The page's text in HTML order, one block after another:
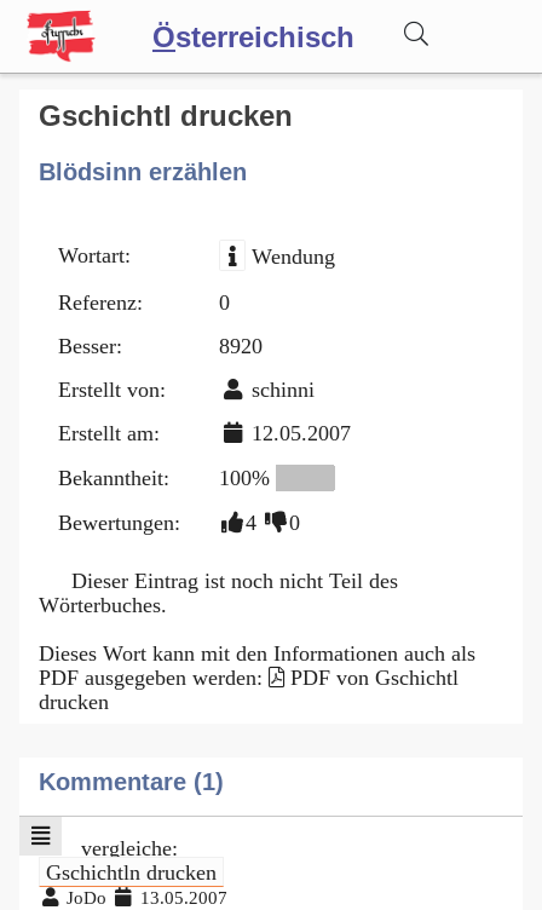
Österreichisch
Wörterbuch
Forum
Blog
Gschichtl drucken
Blödsinn erzählen
Wortart:
Wendung
Referenz:
0
Besser:
8920
Erstellt von:
schinni
Erstellt am:
12.05.2007
Bekanntheit:
100%
Bewertungen:
4 0
Dieser Eintrag ist noch nicht Teil des
Wörterbuches.
Dieses Wort kann mit den Informationen auch als
PDF ausgegeben werden:
PDF von Gschichtl
drucken
Kommentare (1)
vergleiche:
Gschichtln drucken
JoDo 13.05.2007